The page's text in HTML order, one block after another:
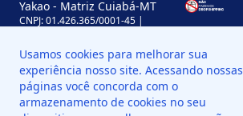
Yakao - Matriz Cuiabá-MT
CNPJ: 01.426.365/0001-45 |
Leblon, MT, Brasil, CEP 78060-000
Yakao - Filial Sinop-MT
CNPJ: 01.426.365/0008-11 |
Inscrição Estadual: 13.898.651-7
Usamos cookies para melhorar sua
experiência nosso site. Acessando nossas
páginas você concorda com o
armazenamento de cookies no seu